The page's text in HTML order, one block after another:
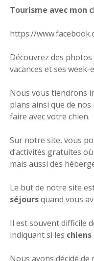
Tourisme avec mon
https://
Découvrez des
vacances et ses week-
Nous vous tiendrons
plans ainsi que de nos
faire avec votre chien.
Sur notre site, vous
d’activités gratuites
mais aussi des
Le but de notre site
séjoursquand vous
Il est souvent difficile
indiquant si les chiens
Nous avons décidé